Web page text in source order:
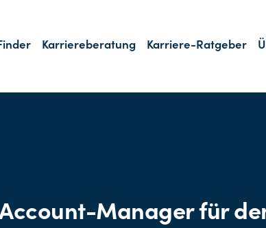
Karriereberatung Karriere-Ratgeber
Manager für